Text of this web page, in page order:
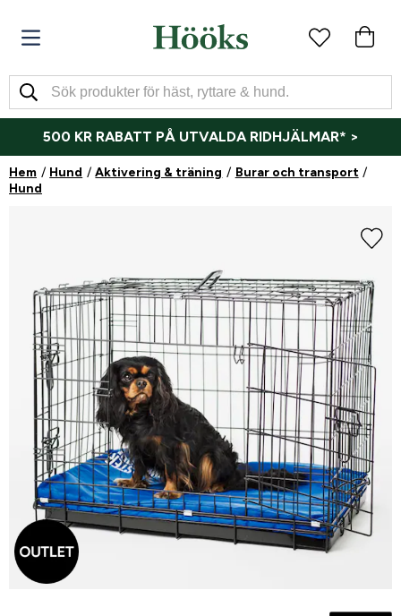
500 KR RABATT PÅ UTVALDA RIDHJÄLMAR* >
Hem Hund Aktivering & träning
Burar och transport
Hund